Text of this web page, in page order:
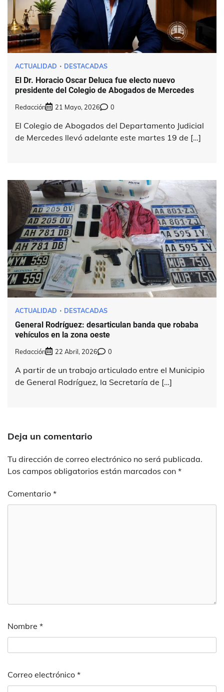
ACTUALIDAD DESTACADAS
El Dr. Horacio Oscar Deluca fue electo nuevo
presidente del Colegio de Abogados de Mercedes
Redacción 21 Mayo, 2026 0
El Colegio de Abogados del Departamento Judicial
de Mercedes llevó adelante este martes 19 de […]
ACTUALIDAD DESTACADAS
General Rodríguez: desarticulan banda que robaba
vehículos en la zona oeste
Redacción 22 Abril, 2026 0
A partir de un trabajo articulado entre el Municipio
de General Rodríguez, la Secretaría de […]
Deja un comentario
Tu dirección de correo electrónico no será publicada.
Los campos obligatorios están marcados con *
Comentario *
Nombre *
Correo electrónico *